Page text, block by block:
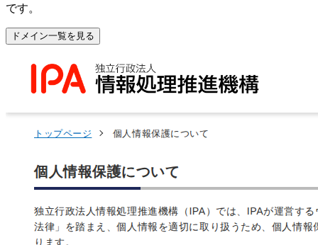
です。
ドメイン一覧を見る